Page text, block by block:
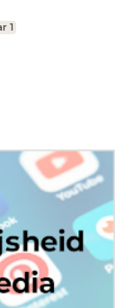
1